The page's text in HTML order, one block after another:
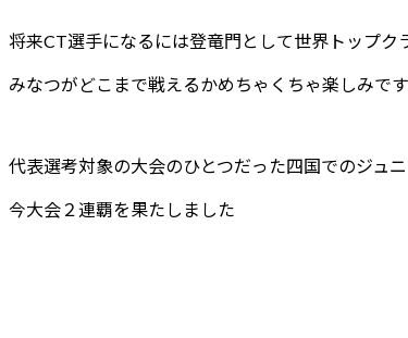
将来CT選手になるには登竜門として世界トップク
みなつがどこまで戦えるかめちゃくちゃ楽しみで
代表選考対象の大会のひとつだった四国でのジュ
今大会２連覇を果たしました